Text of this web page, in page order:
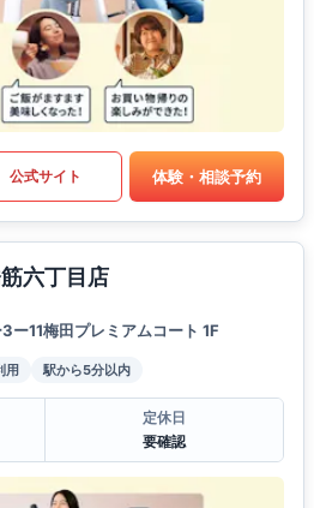
公式サイト 体験・相談予約
六丁目店
ー11梅田プレミアムコート 1F
用 駅から5分以内
定休日
要確認